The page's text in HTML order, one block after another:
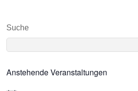
Suche
Anstehende Veranstaltungen